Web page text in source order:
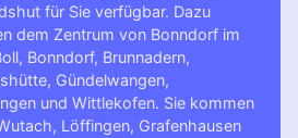
für Sie verfügbar. Dazu
dem Zentrum von Bonndorf im
Bonndorf, Brunnadern,
Gündelwangen,
und Wittlekofen. Sie kommen
, Löffingen, Grafenhausen